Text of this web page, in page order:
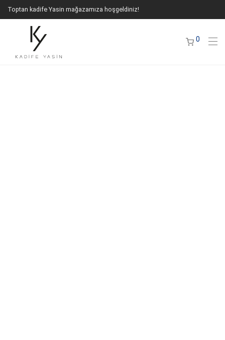
Toptan kadife Yasin mağazamıza hoşgeldiniz!
0